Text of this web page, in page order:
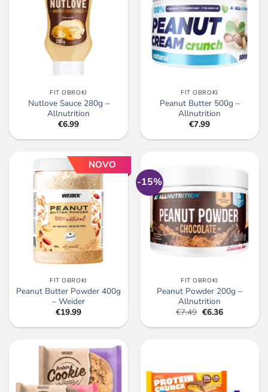
FIT OBROKI
Nutlove Sauce 280g –
Allnutrition
€6.99
FIT OBROKI
Peanut Butter 500g –
Allnutrition
€7.99
NOVO
FIT OBROKI
Peanut Butter Powder 400g
– Weider
€19.99
-15%
FIT OBROKI
Peanut Powder 200g –
Allnutrition
€7.49 Izvirna
cena
je
€6.36Trenutna
je: